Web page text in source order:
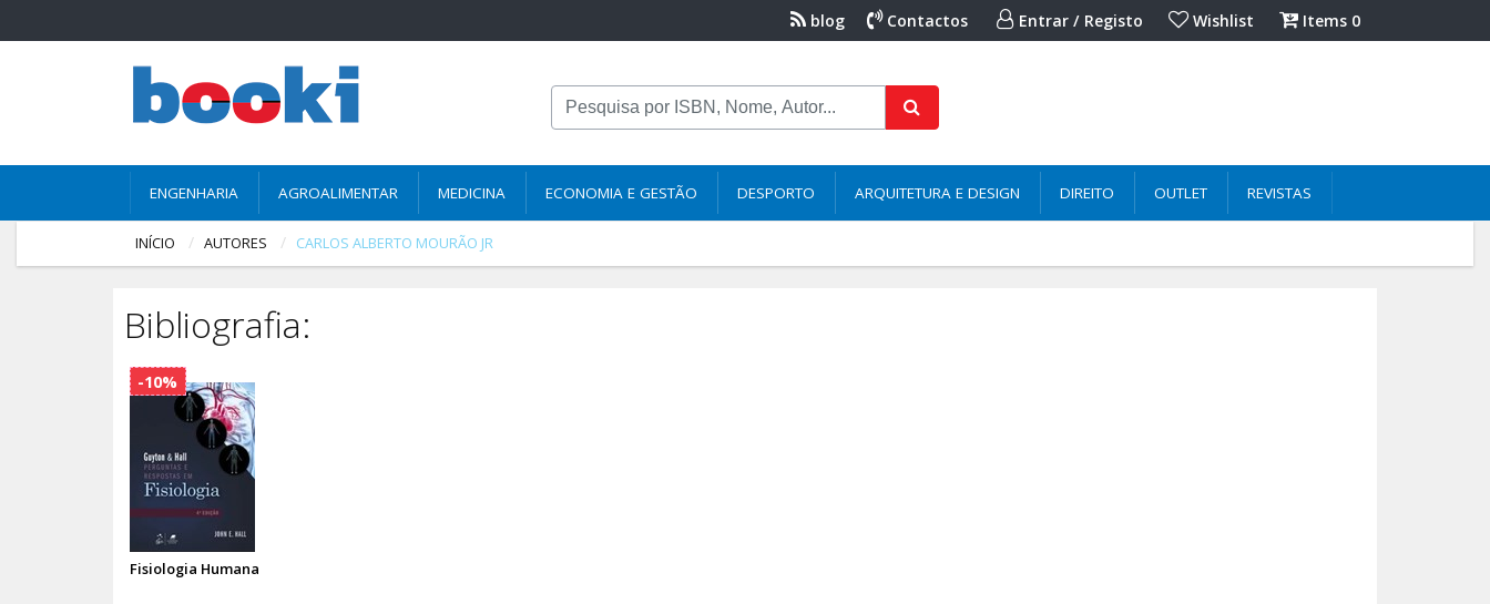
blog Contactos Entrar / Registo Wishlist Items 0
ENGENHARIA AGROALIMENTAR MEDICINA ECONOMIA E GESTÃO DESPORTO ARQUITETURA E DESIGN DIREITO OUTLET REVISTAS
INÍCIO AUTORES CARLOS ALBERTO MOURÃO JR
Bibliografia:
Fisiologia Humana
-10%